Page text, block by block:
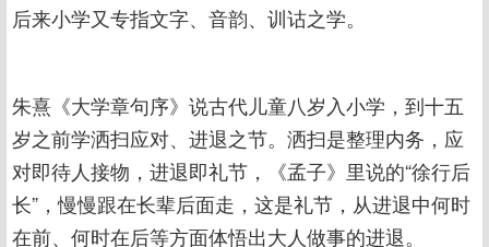
后来小学又专指文字、音韵、训诂之学。
朱熹《大学章句序》说古代儿童八岁入小学，到十五
岁之前学洒扫应对、进退之节。洒扫是整理内务，应
对即待人接物，进退即礼节，《孟子》里说的“徐行后
长”，慢慢跟在长辈后面走，这是礼节，从进退中何时
在前、何时在后等方面体悟出大人做事的进退。